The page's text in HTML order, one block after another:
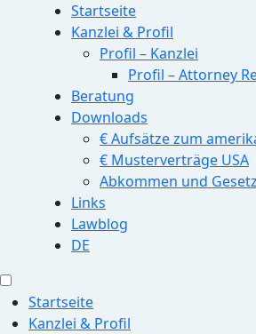
Startseite
Kanzlei & Profil
Profil – Kanzlei
Profil – Attorney
Beratung
Downloads
€ Aufsätze zum
€ Musterverträge USA
Abkommen und
Links
Lawblog
DE
Startseite
Kanzlei & Profil